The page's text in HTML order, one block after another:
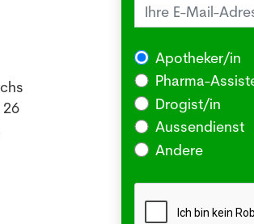
26
Juckreiz
03.08.2026
BERLIN -
oder
Apotheker/in
Pharma-
Drogist/in
Aussendienst
Andere